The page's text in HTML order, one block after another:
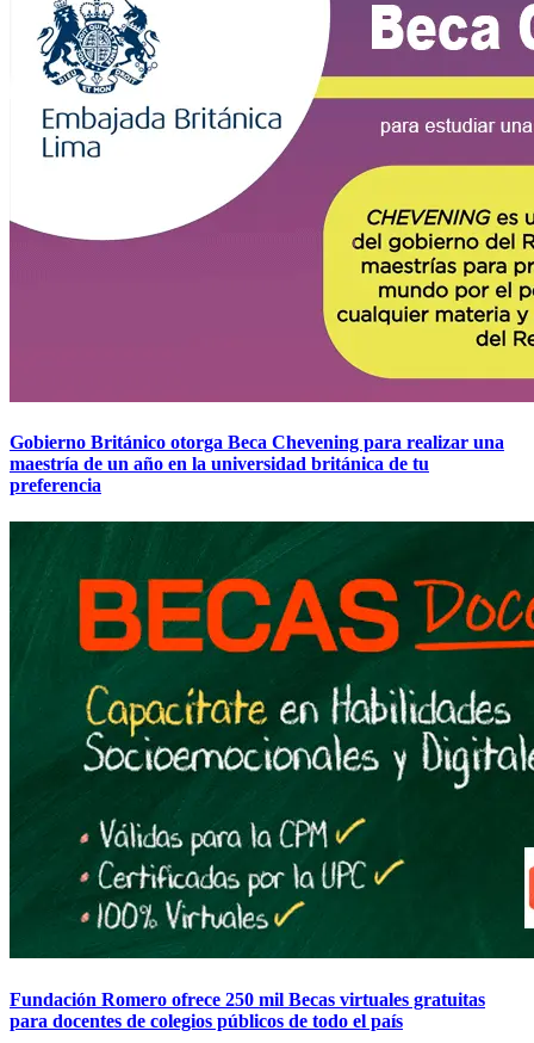
Gobierno Británico otorga Beca Chevening para realizar una
maestría de un año en la universidad británica de tu
preferencia
Fundación Romero ofrece 250 mil Becas virtuales gratuitas
para docentes de colegios públicos de todo el país